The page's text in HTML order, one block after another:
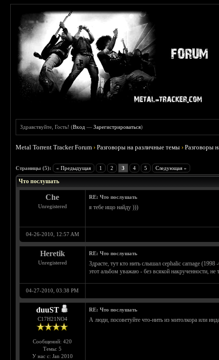
Здравствуйте, Гость! (Вход —Зарегистрироваться)
Metal Torrent Tracker Forum ›Разговоры на различные темы ›Разговоры
Страницы (5): « Предыдущая 1 2 3 4 5 Следующая »
Что послушать
Che
Unregistered
RE: Что послушать
я тебе ищо найду )))
04-26-2010, 12:57 AM
Heretik
Unregistered
RE: Что послушать
Здрасте, тут кто нить слышал cephalic carnage
этот альбом уважаю - без всякой накрученности,
04-27-2010, 03:38 PM
duuST
С17H21NO4
Сообщений: 420
Темы: 5
У нас с: Jan 2010
RE: Что послушать
А люди, посоветуйте что-нить из митолкора или